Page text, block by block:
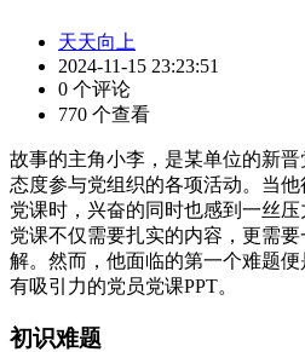
天天向上
2024-11-15 23:23:51
0 个评论
770 个查看
故事的主角小李，是某单位的新
态度参与党组织的各项活动。当
党课时，兴奋的同时也感到一丝
党课不仅需要扎实的内容，更需
解。然而，他面临的第一个难题
有吸引力的党员党课PPT。
初识难题